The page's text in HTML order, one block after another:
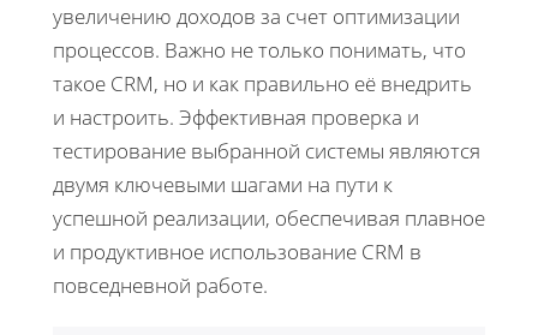
увеличению доходов за счет оптимизации
процессов. Важно не только понимать, что
такое CRM, но и как правильно её внедрить
и настроить. Эффективная проверка и
тестирование выбранной системы являются
двумя ключевыми шагами на пути к
успешной реализации, обеспечивая плавное
и продуктивное использование CRM в
повседневной работе.